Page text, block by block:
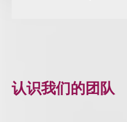
认识我们的团队